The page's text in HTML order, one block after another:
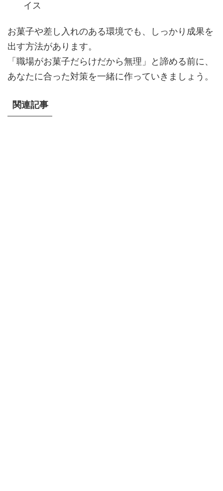
イス
お菓子や差し入れのある環境でも、しっかり成果を
出す方法があります。
「職場がお菓子だらけだから無理」と諦める前に、
あなたに合った対策を一緒に作っていきましょう。
関連記事